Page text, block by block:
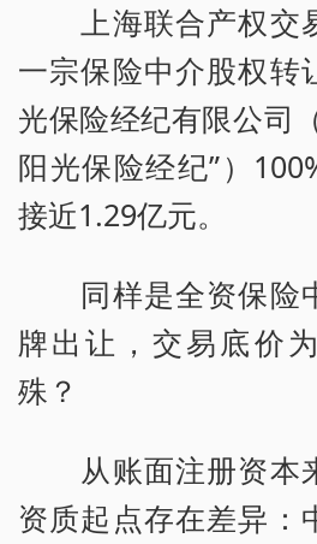
上海联合产权交
一宗保险中介股权转
光保险经纪有限公司
阳光保险经纪”）
接近1.29亿元。
同样是全资保险
牌出让，交易底价
殊？
从账面注册资本
资质起点存在差异：